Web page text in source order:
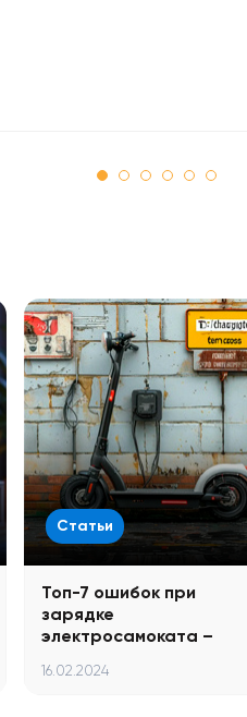
Статьи
Топ-7 ошибок при
зарядке
электросамоката –
16.02.2024